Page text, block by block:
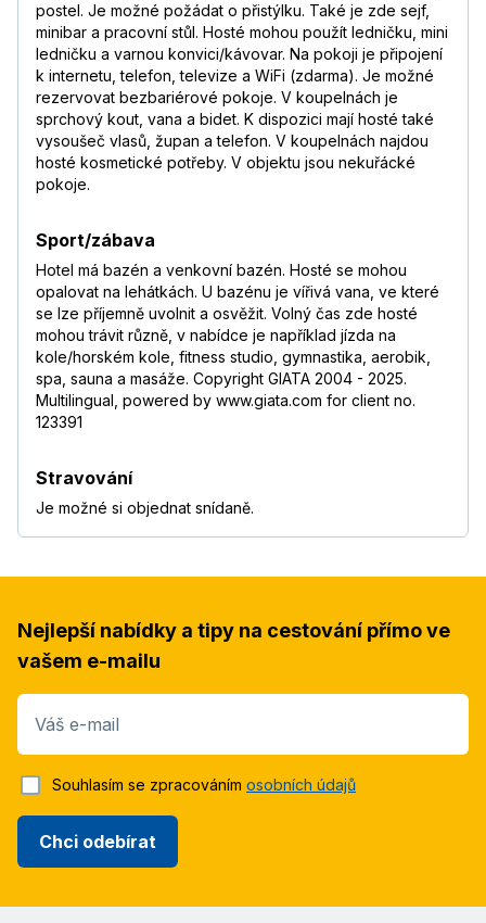
postel. Je možné požádat o přistýlku. Také je zde sejf,
minibar a pracovní stůl. Hosté mohou použít ledničku, mini
ledničku a varnou konvici/kávovar. Na pokoji je připojení
k internetu, telefon, televize a WiFi (zdarma). Je možné
rezervovat bezbariérové pokoje. V koupelnách je
sprchový kout, vana a bidet. K dispozici mají hosté také
vysoušeč vlasů, župan a telefon. V koupelnách najdou
hosté kosmetické potřeby. V objektu jsou nekuřácké
pokoje.
Sport/zábava
Hotel má bazén a venkovní bazén. Hosté se mohou
opalovat na lehátkách. U bazénu je vířivá vana, ve které
se lze příjemně uvolnit a osvěžit. Volný čas zde hosté
mohou trávit různě, v nabídce je například jízda na
kole/horském kole, fitness studio, gymnastika, aerobik,
spa, sauna a masáže. Copyright GIATA 2004 - 2025.
Multilingual, powered by www.giata.com for client no.
123391
Stravování
Je možné si objednat snídaně.
Nejlepší nabídky a tipy na cestování přímo ve
vašem e-mailu
Váš e-mail
Chci odebírat
Souhlasím se zpracováním osobních údajů